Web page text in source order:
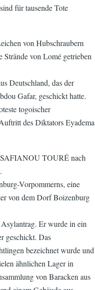
für tausende Tote
von Hubschraubern
Strände von Lomé getrieben
Deutschland, das der
Gafar, geschickt hatte.
togoischer
des Diktators Eyadema
TOURÉ nach
Vorpommerns, eine
von dem Dorf Boizenburg
Er wurde in ein
geschickt. Das
bezeichnet wurde und
ähnlichen Lager in
von Baracken aus